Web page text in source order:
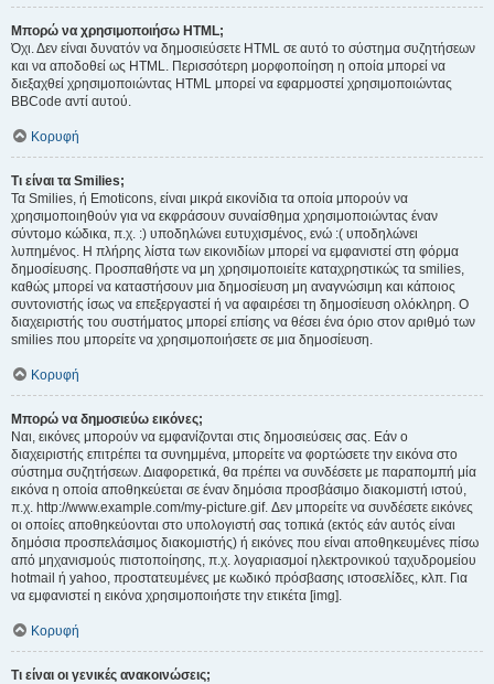
Μπορώ να χρησιμοποιήσω HTML;
Όχι. Δεν είναι δυνατόν να δημοσιεύσετε HTML σε αυτό το σύστημα συζητήσεων
και να αποδοθεί ως HTML. Περισσότερη μορφοποίηση η οποία μπορεί να
διεξαχθεί χρησιμοποιώντας HTML μπορεί να εφαρμοστεί χρησιμοποιώντας
BBCode αντί αυτού.
Κορυφή
Τι είναι τα Smilies;
Τα Smilies, ή Emoticons, είναι μικρά εικονίδια τα οποία μπορούν να
χρησιμοποιηθούν για να εκφράσουν συναίσθημα χρησιμοποιώντας έναν
σύντομο κώδικα, π.χ. :) υποδηλώνει ευτυχισμένος, ενώ :( υποδηλώνει
λυπημένος. Η πλήρης λίστα των εικονιδίων μπορεί να εμφανιστεί στη φόρμα
δημοσίευσης. Προσπαθήστε να μη χρησιμοποιείτε καταχρηστικώς τα smilies,
καθώς μπορεί να καταστήσουν μια δημοσίευση μη αναγνώσιμη και κάποιος
συντονιστής ίσως να επεξεργαστεί ή να αφαιρέσει τη δημοσίευση ολόκληρη. Ο
διαχειριστής του συστήματος μπορεί επίσης να θέσει ένα όριο στον αριθμό των
smilies που μπορείτε να χρησιμοποιήσετε σε μια δημοσίευση.
Κορυφή
Μπορώ να δημοσιεύω εικόνες;
Ναι, εικόνες μπορούν να εμφανίζονται στις δημοσιεύσεις σας. Εάν ο
διαχειριστής επιτρέπει τα συνημμένα, μπορείτε να φορτώσετε την εικόνα στο
σύστημα συζητήσεων. Διαφορετικά, θα πρέπει να συνδέσετε με παραπομπή μία
εικόνα η οποία αποθηκεύεται σε έναν δημόσια προσβάσιμο διακομιστή ιστού,
π.χ. http://www.example.com/my-picture.gif. Δεν μπορείτε να συνδέσετε εικόνες
οι οποίες αποθηκεύονται στο υπολογιστή σας τοπικά (εκτός εάν αυτός είναι
δημόσια προσπελάσιμος διακομιστής) ή εικόνες που είναι αποθηκευμένες πίσω
από μηχανισμούς πιστοποίησης, π.χ. λογαριασμοί ηλεκτρονικού ταχυδρομείου
hotmail ή yahoo, προστατευμένες με κωδικό πρόσβασης ιστοσελίδες, κλπ. Για
να εμφανιστεί η εικόνα χρησιμοποιήστε την ετικέτα [img].
Κορυφή
Τι είναι οι γενικές ανακοινώσεις;